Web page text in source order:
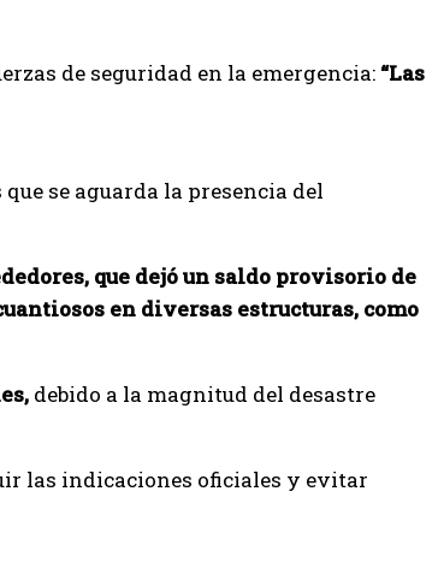
de seguridad en la emergencia: “Las
se aguarda la presencia del
que dejó un saldo provisorio de
en diversas estructuras, como
debido a la magnitud del desastre
las indicaciones oficiales y evitar